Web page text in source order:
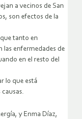
a vecinos de San
son efectos de la
tanto en
las enfermedades de
en el resto del
lo que está
y Enma Díaz,